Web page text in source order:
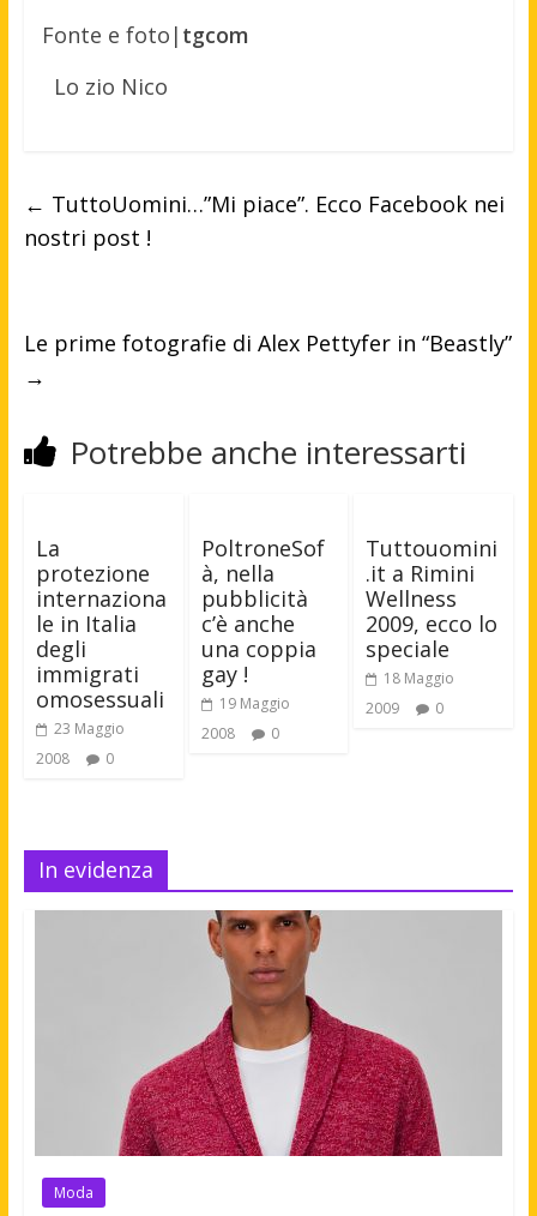
Fonte e foto| tgcom
Lo zio Nico
← TuttoUomini…”Mi piace”. Ecco Facebook nei
nostri post !
Le prime fotografie di Alex Pettyfer in “Beastly”
→
Potrebbe anche interessarti
La
protezione
internaziona
le in Italia
degli
immigrati
omosessuali
23 Maggio
2008
0
PoltroneSof
à, nella
pubblicità
c’è anche
una coppia
gay !
19 Maggio
2008
0
Tuttouomini
.it a Rimini
Wellness
2009, ecco lo
speciale
18 Maggio
2009
0
In evidenza
Moda